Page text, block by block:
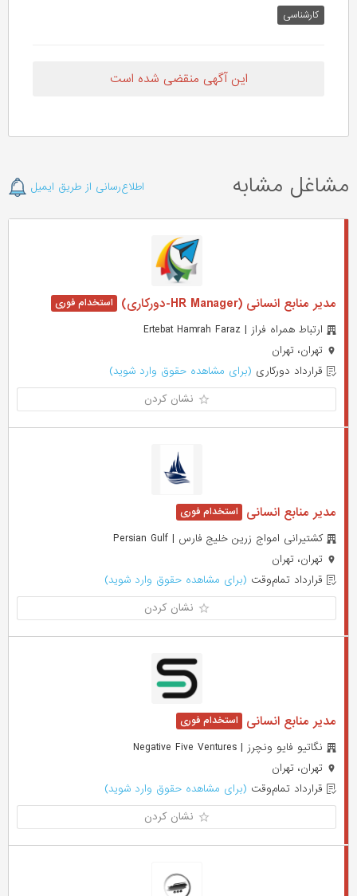
کارشناسی
این آگهی منقضی شده است
مشاغل مشابه اطلاع‌رسانی از طریق ایمیل
مدیر منابع انسانی (HR Manager-دورکاری)
ارتباط همراه فراز | Ertebat Hamrah Faraz
تهران، تهران
قرارداد دورکاری (برای مشاهده حقوق وارد شوید)
نشان کردن
مدیر منابع انسانی
کشتیرانی امواج زرین خلیج فارس | Persian Gulf
تهران، تهران
قرارداد تمام‌وقت (برای مشاهده حقوق وارد شوید)
نشان کردن
مدیر منابع انسانی
نگاتیو فایو ونچرز | Negative Five Ventures
تهران، تهران
قرارداد تمام‌وقت (برای مشاهده حقوق وارد شوید)
نشان کردن